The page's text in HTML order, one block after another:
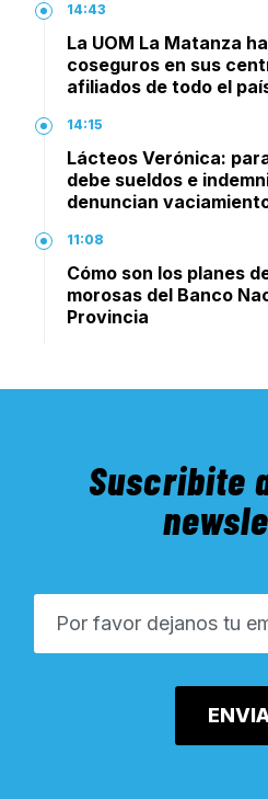
14:43
La UOM La Matanza
coseguros en sus
afiliados de todo el
14:15
Lácteos Verónica:
debe sueldos e
denuncian
11:08
Cómo son los planes
morosas del Banco
Provincia
Suscribite